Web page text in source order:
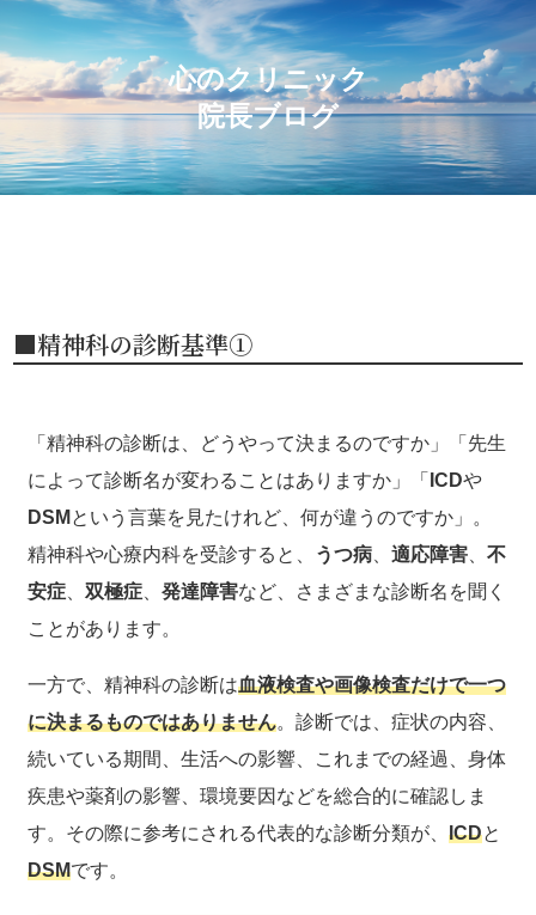
心のクリニック
院長ブログ
■精神科の診断基準①
「精神科の診断は、どうやって決まるのですか」「先生
によって診断名が変わることはありますか」「 ICDや
DSM という言葉を見たけれど、何が違うのですか」。
精神科や心療内科を受診すると、
うつ病 、適応障害 、不
安症 、双極症 、発達障害など、さまざまな診断名を聞く
ことがあります。
一方で、精神科の診断は血液検査や画像検査だけで一つ
に決まるものではありません。診断では、症状の内容、
続いている期間、生活への影響、これまでの経過、身体
疾患や薬剤の影響、環境要因などを総合的に確認しま
す。その際に参考にされる代表的な診断分類が、ICDと
DSMです。